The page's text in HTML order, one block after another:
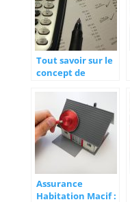
Tout savoir sur le
concept de
Assurance
Habitation Macif :